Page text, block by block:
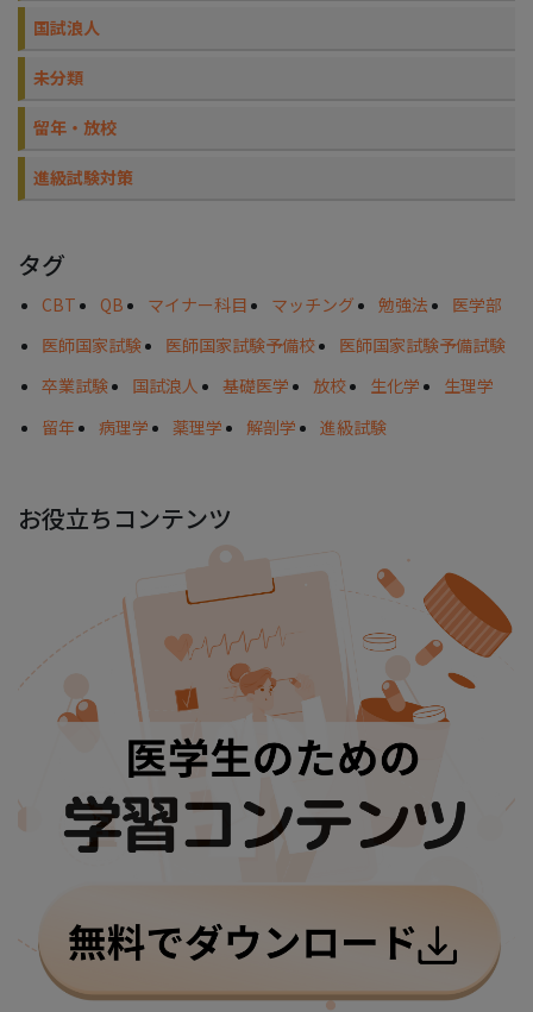
国試浪人
未分類
留年・放校
進級試験対策
タグ
CBT QB マイナー科目 マッチング 勉強法
医学部
医師国家試験
医師国家試験予備校
医師国家試験予備試験
卒業試験
国試浪人 基礎医学 放校 生化学
生理学
留年
病理学 薬理学 解剖学 進級試験
お役立ちコンテンツ